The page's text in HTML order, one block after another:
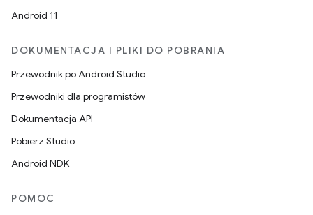
Android 11
DOKUMENTACJA I PLIKI DO POBRANIA
Przewodnik po Android Studio
Przewodniki dla programistów
Dokumentacja API
Pobierz Studio
Android NDK
POMOC